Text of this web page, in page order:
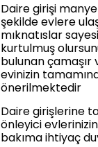
Daire girişi
şekilde evlere
mıknatıslar
kurtulmuş
bulunan
evinizin
önerilmektedir
Daire girişlerine
önleyici
bakıma ihtiyaç